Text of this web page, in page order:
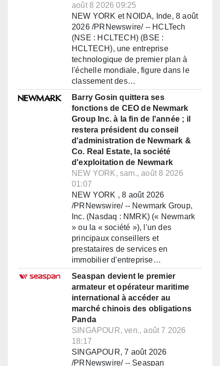
août 8 2026 09:25
NEW YORK et NOIDA, Inde, 8 août
2026 /PRNewswire/ -- HCLTech
(NSE : HCLTECH) (BSE :
HCLTECH), une entreprise
technologique de premier plan à
l'échelle mondiale, figure dans le
classement des…
Barry Gosin quittera ses
fonctions de CEO de Newmark
Group Inc. à la fin de l'année ; il
restera président du conseil
d'administration de Newmark &
Co. Real Estate, la société
d'exploitation de Newmark
NEW YORK, sam., août 8 2026
01:07
NEW YORK , 8 août 2026
/PRNewswire/ -- Newmark Group,
Inc. (Nasdaq : NMRK) (« Newmark
» ou la « société »), l'un des
principaux conseillers et
prestataires de services en
immobilier d'entreprise…
Seaspan devient le premier
armateur et opérateur maritime
international à accéder au
marché chinois des obligations
Panda
SINGAPOUR, ven., août 7 2026
18:17
SINGAPOUR, 7 août 2026
/PRNewswire/ -- Seaspan